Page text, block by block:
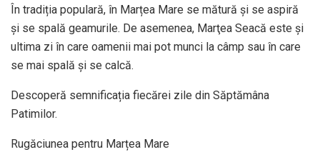
În tradiția populară, în Marțea Mare se mătură și se aspiră
și se spală geamurile. De asemenea, Marţea Seacă este şi
ultima zi în care oamenii mai pot munci la câmp sau în care
se mai spală şi se calcă.
Descoperă semnificația fiecărei zile din Săptămâna
Patimilor.
Rugăciunea pentru Marțea Mare